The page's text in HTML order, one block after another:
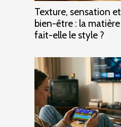
Texture, sensation et
bien-être : la matière
fait-elle le style ?